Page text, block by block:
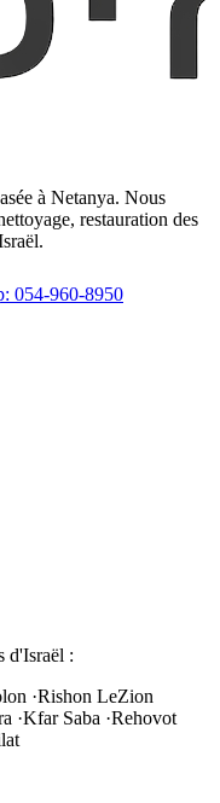
à Netanya. Nous
restauration des
054-960-8950
d'Israël :
·Rishon LeZion
·Kfar Saba ·Rehovot